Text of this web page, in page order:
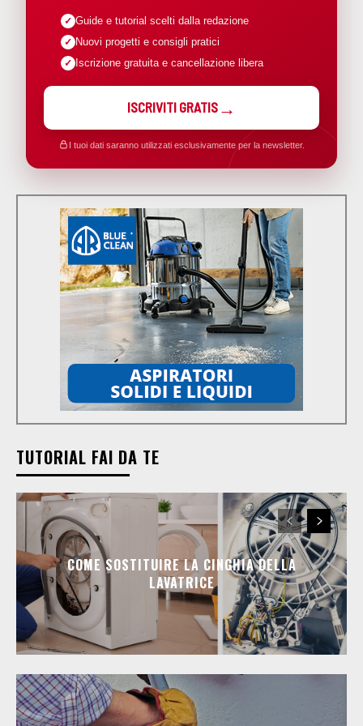
Guide e tutorial scelti dalla redazione
Nuovi progetti e consigli pratici
Iscrizione gratuita e cancellazione libera
ISCRIVITI GRATIS
I tuoi dati saranno utilizzati esclusivamente per la newsletter.
TUTORIAL FAI DA TE
COME SOSTITUIRE LA CINGHIA DELLA
LAVATRICE